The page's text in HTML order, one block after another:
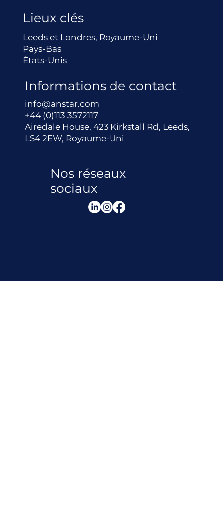
Lieux clés
Leeds et Londres, Royaume-Uni
Pays-Bas
États-Unis
Informations de contact
info@anstar.com
+44 (0)113 3572117
Airedale House, 423 Kirkstall Rd, Leeds,
LS4 2EW, Royaume-Uni
Nos réseaux
sociaux